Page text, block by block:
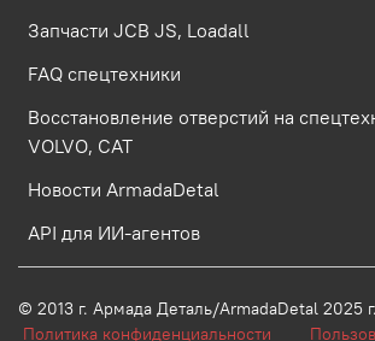
Запчасти JCB JS, Loadall
FAQ спецтехники
Восстановление отверстий на
VOLVO, CAT
Новости ArmadaDetal
API для ИИ-агентов
© 2013 г. Армада Деталь/
Политика конфиденциальности